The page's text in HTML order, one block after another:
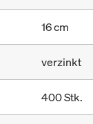
16 cm
verzinkt
400 Stk.